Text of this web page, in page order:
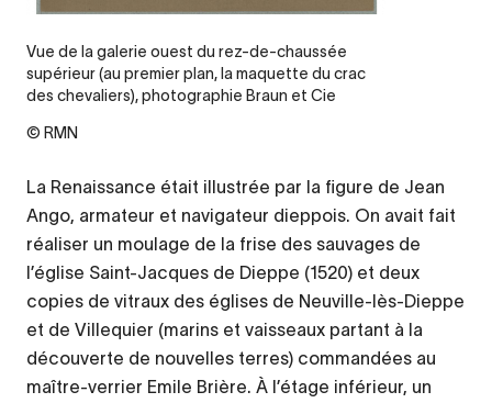
Vue de la galerie ouest du rez-de-chaussée
supérieur (au premier plan, la maquette du crac
des chevaliers), photographie Braun et Cie
© RMN
La Renaissance était illustrée par la figure de Jean
Ango, armateur et navigateur dieppois. On avait fait
réaliser un moulage de la frise des sauvages de
l’église Saint-Jacques de Dieppe (1520) et deux
copies de vitraux des églises de Neuville-lès-Dieppe
et de Villequier (marins et vaisseaux partant à la
découverte de nouvelles terres) commandées au
maître-verrier Emile Brière. À l’étage inférieur, un